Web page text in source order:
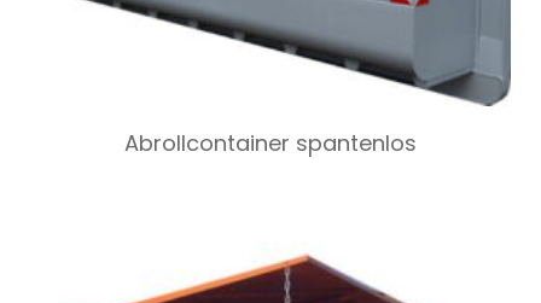
Abrollcontainer spantenlos